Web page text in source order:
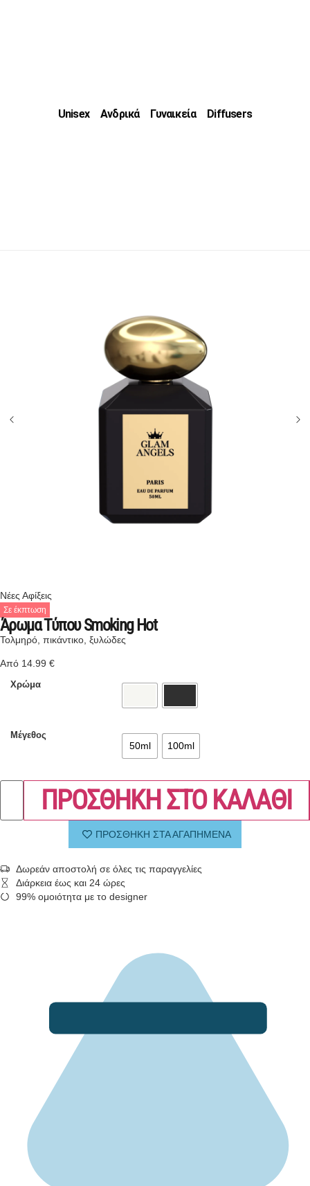
Unisex Ανδρικά Γυναικεία Diffusers
Νέες Αφίξεις
Σε έκπτωση
Άρωμα Τύπου Smoking Hot
Τολμηρό, πικάντικο, ξυλώδες
Από 14.99 €
Χρώμα
Μέγεθος
50ml 100ml
ΠΡΟΣΘΗΚΗ ΣΤΟ ΚΑΛΑΘΙ
ΠΡΟΣΘΗΚΗ ΣΤΑ ΑΓΑΠΗΜΕΝΑ
Δωρεάν αποστολή σε όλες τις παραγγελίες
Διάρκεια έως και 24 ώρες
99% ομοιότητα με το designer